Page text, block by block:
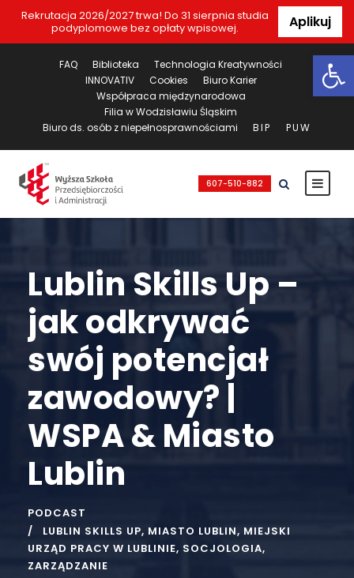
Rekrutacja 2026/2027 trwa! Do 31 sierpnia studia
podyplomowe bez opłaty wpisowej.
Aplikuj
FAQ Biblioteka
Technologia Kreatywności
INNOVATIV
Cookies
Biuro Karier
Współpraca międzynarodowa
Filia w Wodzisławiu Śląskim
Biuro ds. osób z niepełnosprawnościami
BIP PUW
607-510-882
Lublin Skills Up –
jak odkrywać
swój potencjał
zawodowy? |
WSPA & Miasto
Lublin
PODCAST
LUBLIN SKILLS UP, MIASTO LUBLIN, MIEJSKI
URZĄD PRACY W LUBLINIE, SOCJOLOGIA,
ZARZĄDZANIE